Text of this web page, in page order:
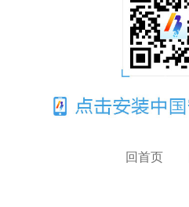
回首页